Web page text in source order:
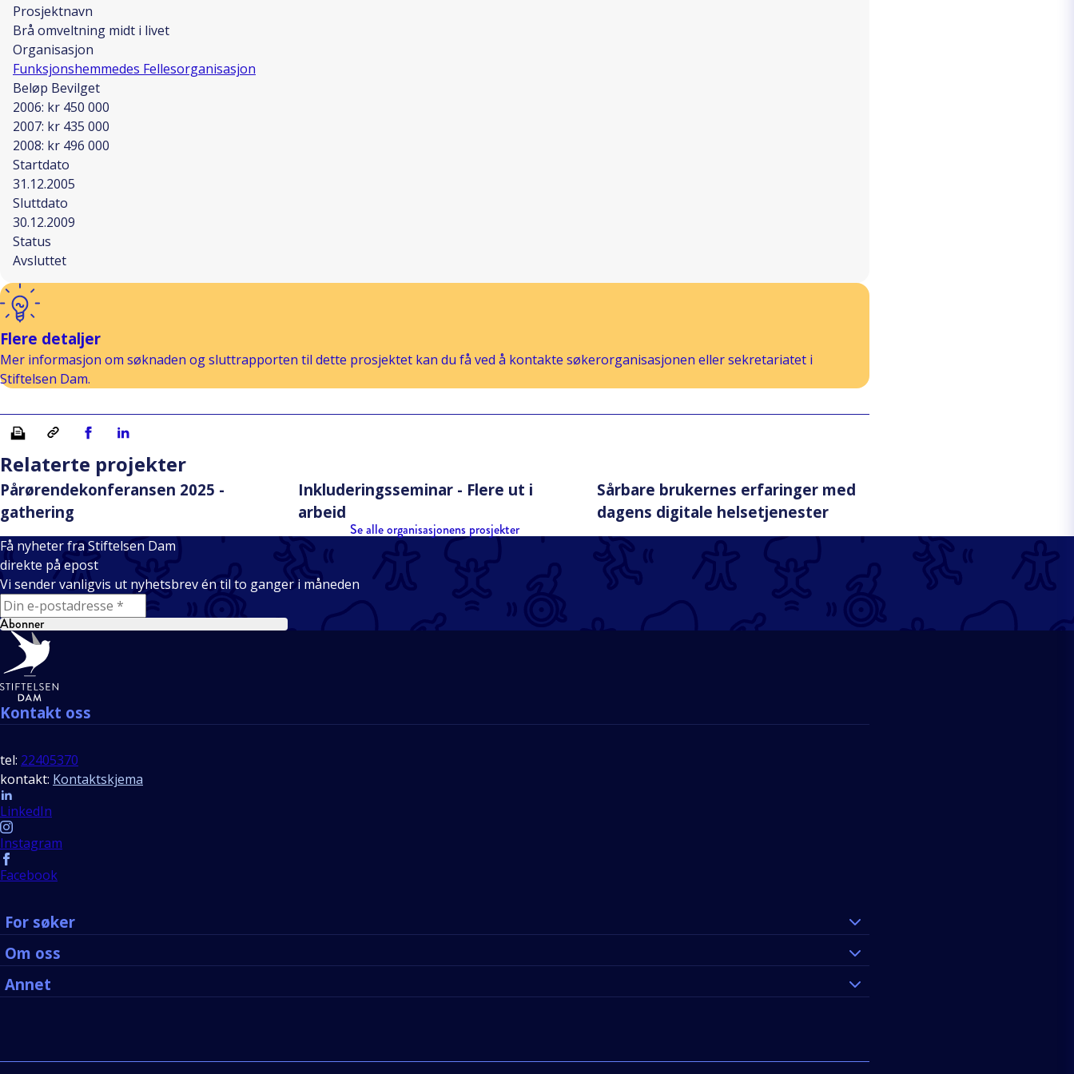
Prosjektnavn
Brå omveltning midt i livet
Organisasjon
Funksjonshemmedes Fellesorganisasjon
Beløp Bevilget
2006: kr 450 000
2007: kr 435 000
2008: kr 496 000
Startdato
31.12.2005
Sluttdato
30.12.2009
Status
Avsluttet
Flere detaljer
Mer informasjon om søknaden og sluttrapporten til dette prosjektet kan du få ved å kontakte søkerorganisasjonen eller sekretariatet i
Stiftelsen Dam.
Skriv ut Kopiera länkDel på Facebook
Del på Linkedin
Relaterte projekter
Pårørendekonferansen 2025 -
gathering
Inkluderingsseminar - Flere ut i
arbeid
Sårbare brukernes erfaringer med
dagens digitale helsetjenester
Se alle organisasjonens prosjekter
Få nyheter fra Stiftelsen Dam
direkte på epost
Vi sender vanligvis ut nyhetsbrev én til to ganger i måneden
E-mail
Abonner
Bunntekst
Kontakt oss
tel: 22405370
kontakt: Kontaktskjema
Follow us
LinkedIn
Instagram
Facebook
For søker
Om oss
Annet